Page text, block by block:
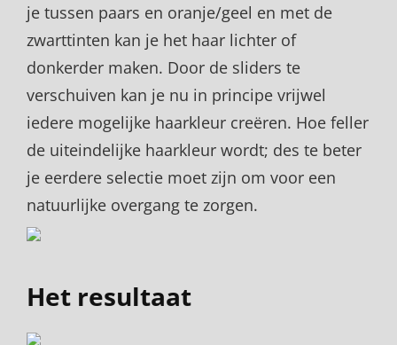
je tussen paars en oranje/geel en met de
zwarttinten kan je het haar lichter of
donkerder maken. Door de sliders te
verschuiven kan je nu in principe vrijwel
iedere mogelijke haarkleur creëren. Hoe feller
de uiteindelijke haarkleur wordt; des te beter
je eerdere selectie moet zijn om voor een
natuurlijke overgang te zorgen.
Het resultaat